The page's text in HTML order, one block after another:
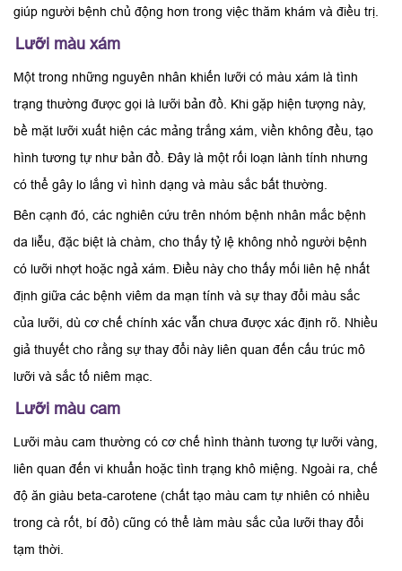
giúp người bệnh chủ động hơn trong việc thăm khám và điều trị.
Lưỡi màu xám
Một trong những nguyên nhân khiến lưỡi có màu xám là tình
trạng thường được gọi là lưỡi bản đồ. Khi gặp hiện tượng này,
bề mặt lưỡi xuất hiện các mảng trắng xám, viền không đều, tạo
hình tương tự như bản đồ. Đây là một rối loạn lành tính nhưng
có thể gây lo lắng vì hình dạng và màu sắc bất thường.
Bên cạnh đó, các nghiên cứu trên nhóm bệnh nhân mắc bệnh
da liễu, đặc biệt là chàm, cho thấy tỷ lệ không nhỏ người bệnh
có lưỡi nhợt hoặc ngả xám. Điều này cho thấy mối liên hệ nhất
định giữa các bệnh viêm da mạn tính và sự thay đổi màu sắc
của lưỡi, dù cơ chế chính xác vẫn chưa được xác định rõ. Nhiều
giả thuyết cho rằng sự thay đổi này liên quan đến cấu trúc mô
lưỡi và sắc tố niêm mạc.
Lưỡi màu cam
Lưỡi màu cam thường có cơ chế hình thành tương tự lưỡi vàng,
liên quan đến vi khuẩn hoặc tình trạng khô miệng. Ngoài ra, chế
độ ăn giàu beta-carotene (chất tạo màu cam tự nhiên có nhiều
trong cà rốt, bí đỏ) cũng có thể làm màu sắc của lưỡi thay đổi
tạm thời.